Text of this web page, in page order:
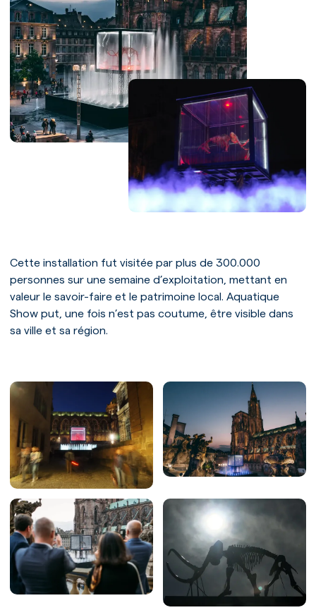
Cette installation fut visitée par plus de 300.000
personnes sur une semaine d’exploitation, mettant en
valeur le savoir-faire et le patrimoine local. Aquatique
Show put, une fois n’est pas coutume, être visible dans
sa ville et sa région.